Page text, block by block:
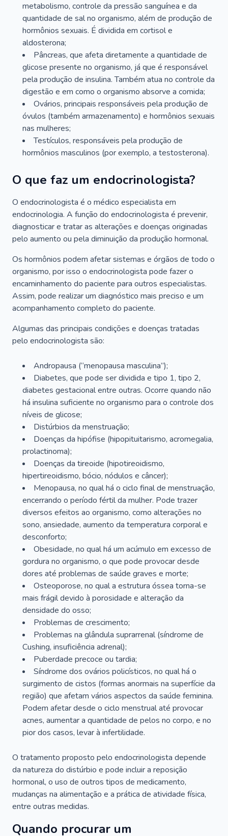
metabolismo, controle da pressão sanguínea e da
quantidade de sal no organismo, além de produção de
hormônios sexuais. É dividida em cortisol e
aldosterona;
Pâncreas, que afeta diretamente a quantidade de
glicose presente no organismo, já que é responsável
pela produção de insulina. Também atua no controle da
digestão e em como o organismo absorve a comida;
Ovários, principais responsáveis pela produção de
óvulos (também armazenamento) e hormônios sexuais
nas mulheres;
Testículos, responsáveis pela produção de
hormônios masculinos (por exemplo, a testosterona).
O que faz um endocrinologista?
O endocrinologista é o médico especialista em
endocrinologia. A função do endocrinologista é prevenir,
diagnosticar e tratar as alterações e doenças originadas
pelo aumento ou pela diminuição da produção hormonal.
Os hormônios podem afetar sistemas e órgãos de todo o
organismo, por isso o endocrinologista pode fazer o
encaminhamento do paciente para outros especialistas.
Assim, pode realizar um diagnóstico mais preciso e um
acompanhamento completo do paciente.
Algumas das principais condições e doenças tratadas
pelo endocrinologista são:
Andropausa (“menopausa masculina”);
Diabetes, que pode ser dividida e tipo 1, tipo 2,
diabetes gestacional entre outras. Ocorre quando não
há insulina suficiente no organismo para o controle dos
níveis de glicose;
Distúrbios da menstruação;
Doenças da hipófise (hipopituitarismo, acromegalia,
prolactinoma);
Doenças da tireoide (hipotireoidismo,
hipertireoidismo, bócio, nódulos e câncer);
Menopausa, no qual há o ciclo final de menstruação,
encerrando o período fértil da mulher. Pode trazer
diversos efeitos ao organismo, como alterações no
sono, ansiedade, aumento da temperatura corporal e
desconforto;
Obesidade, no qual há um acúmulo em excesso de
gordura no organismo, o que pode provocar desde
dores até problemas de saúde graves e morte;
Osteoporose, no qual a estrutura óssea torna-se
mais frágil devido à porosidade e alteração da
densidade do osso;
Problemas de crescimento;
Problemas na glândula suprarrenal (síndrome de
Cushing, insuficiência adrenal);
Puberdade precoce ou tardia;
Síndrome dos ovários policísticos, no qual há o
surgimento de cistos (formas anormais na superfície da
região) que afetam vários aspectos da saúde feminina.
Podem afetar desde o ciclo menstrual até provocar
acnes, aumentar a quantidade de pelos no corpo, e no
pior dos casos, levar à infertilidade.
O tratamento proposto pelo endocrinologista depende
da natureza do distúrbio e pode incluir a reposição
hormonal, o uso de outros tipos de medicamento,
mudanças na alimentação e a prática de atividade física,
entre outras medidas.
Quando procurar um